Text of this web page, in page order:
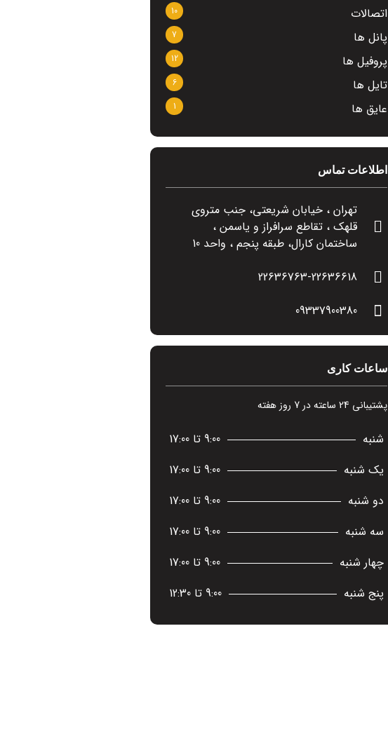
اتصالات 10
پانل ها 7
پروفیل ها 12
تایل ها 6
عایق ها 1
اطلاعات تماس
تهران ، خیابان شریعتی، جنب متروی
قلهک ، تقاطع سرافراز و یاسمن ،
ساختمان کارال، طبقه پنجم ، واحد 10
22636763-22636618
09337900380
ساعات کاری
پشتیبانی 24 ساعته در 7 روز هفته
شنبه
9:00 تا 17:00
یک شنبه
9:00 تا 17:00
دو شنبه
9:00 تا 17:00
سه شنبه
9:00 تا 17:00
چهار شنبه
9:00 تا 17:00
پنج شنبه
9:00 تا 12:30